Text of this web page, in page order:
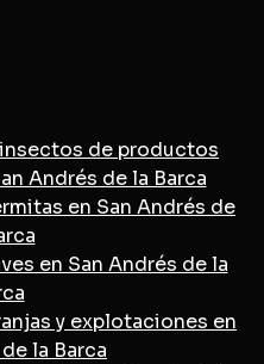
de productos
Andrés de la Barca
en San Andrés de
en San Andrés de la
y explotaciones en
la Barca